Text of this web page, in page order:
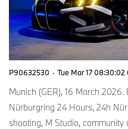
P90632530 · Tue Mar 17 08:30:02
Munich (GER), 16 March 2026.
Nürburgring 24 Hours, 24h
shooting, M Studio, community